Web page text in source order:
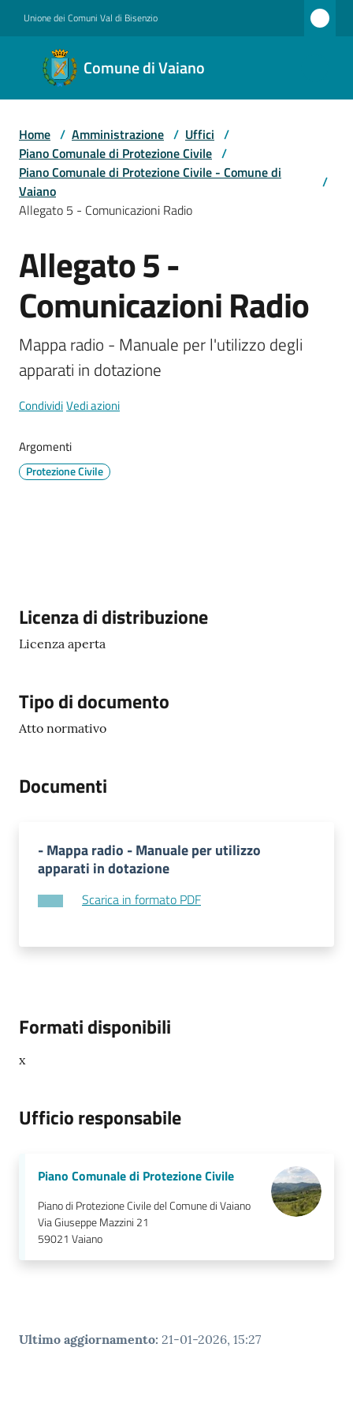
Unione dei Comuni Val di Bisenzio
Comune di Vaiano
Comune
di
Vaiano
Amministrazione
Servizi
Documenti
e
dati
su
Home / Amministrazione / Uffici /
Piano Comunale di Protezione Civile /
Piano Comunale di Protezione Civile - Comune di
Vaiano
/
Allegato 5 - Comunicazioni Radio
Salta al contenuto
Allegato 5 -
Comunicazioni Radio
Mappa radio - Manuale per l'utilizzo degli
apparati in dotazione
CondividiVedi azioni
Argomenti
Protezione Civile
Descrizione
Licenza di distribuzione
Licenza aperta
Tipo di documento
Atto normativo
Documenti
- Mappa radio - Manuale per utilizzo
apparati in dotazione
Scarica in formato PDF
Formati disponibili
x
Ufficio responsabile
Piano Comunale di Protezione Civile
Piano di Protezione Civile del Comune di Vaiano
Via Giuseppe Mazzini 21
59021 Vaiano
Ultimo aggiornamento: 21-01-2026, 15:27